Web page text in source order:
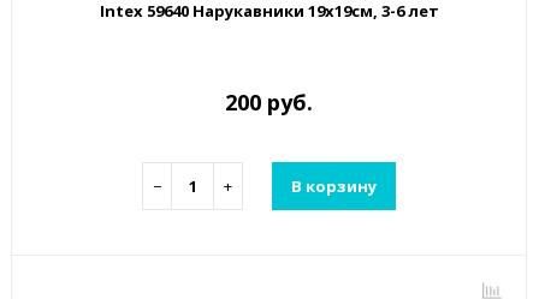
Intex 59640 Нарукавники 19х19см, 3-6 лет
200 руб.
− + В корзину